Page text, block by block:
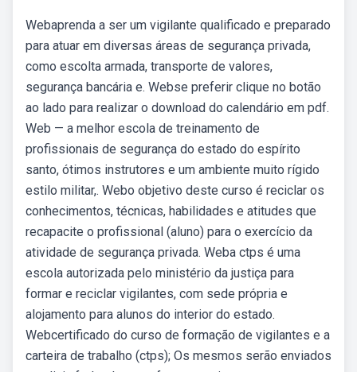
Webaprenda a ser um vigilante qualificado e preparado
para atuar em diversas áreas de segurança privada,
como escolta armada, transporte de valores,
segurança bancária e. Webse preferir clique no botão
ao lado para realizar o download do calendário em pdf.
Web — a melhor escola de treinamento de
profissionais de segurança do estado do espírito
santo, ótimos instrutores e um ambiente muito rígido
estilo militar,. Webo objetivo deste curso é reciclar os
conhecimentos, técnicas, habilidades e atitudes que
recapacite o profissional (aluno) para o exercício da
atividade de segurança privada. Weba ctps é uma
escola autorizada pelo ministério da justiça para
formar e reciclar vigilantes, com sede própria e
alojamento para alunos do interior do estado.
Webcertificado do curso de formação de vigilantes e a
carteira de trabalho (ctps); Os mesmos serão enviados